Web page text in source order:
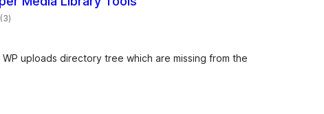
(3個
の)
uploads directory tree which are missing from the